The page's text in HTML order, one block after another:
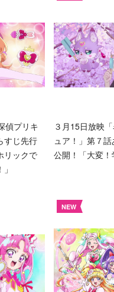
偵プリキ
すじ先行
リックで
３月15日放映
ュア！」第７
公開！「大変！
NEW